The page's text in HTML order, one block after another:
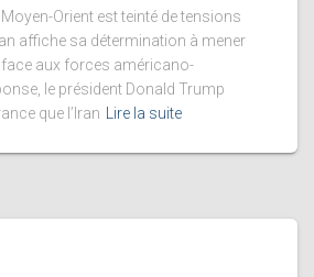
Moyen-Orient est teinté de tensions
affiche sa détermination à mener
face aux forces américano-
le président Donald Trump
que l’Iran
Lire la suite